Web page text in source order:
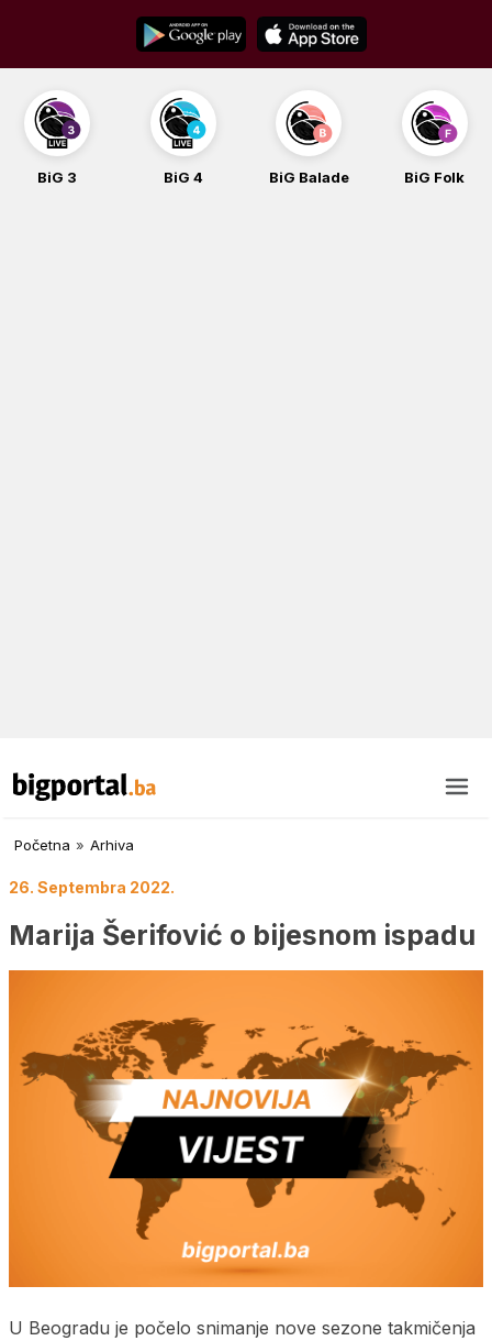
content
BiG 3 BiG 4 BiG Balade BiG Folk
Početna » Arhiva
26. Septembra 2022.
Marija Šerifović o bijesnom ispadu
U Beogradu je počelo snimanje nove sezone takmičenja